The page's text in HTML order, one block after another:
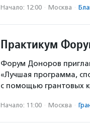
Начало: 12:00 · Москва ·
Практикум
Форум Доноров
«Лучшая программа,
с помощью грантовых
Начало: 11:00 · Москва ·